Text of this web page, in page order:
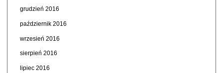
grudzień 2016
październik 2016
wrzesień 2016
sierpień 2016
lipiec 2016